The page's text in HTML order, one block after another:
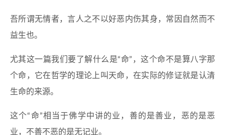
吾所谓无情者，言人之不以好恶内伤其身，常因自然而不
益生也。
尤其这一篇我们要了解什么是“命”，这个命不是算八字那
个命，它在哲学的理论上叫天命，在实际的修证就是认清
生命的来源。
这个“命”相当于佛学中讲的业，善的是善业，恶的是恶
业，不善不恶的是无记业。